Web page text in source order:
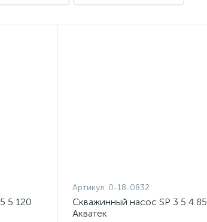
5 120
Артикул: 0-18-0832
Скважинный насос SP 3 5 4 85
Акватек